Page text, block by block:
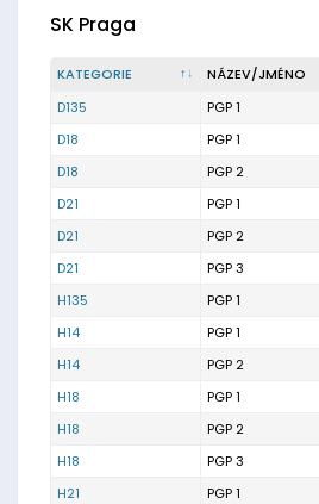
SK Praga
KATEGORIE
NÁZEV/JMÉNO
D135
PGP 1
D18
PGP 1
D18
PGP 2
D21
PGP 1
D21
PGP 2
D21
PGP 3
H135
PGP 1
H14
PGP 1
H14
PGP 2
H18
PGP 1
H18
PGP 2
H18
PGP 3
H21
PGP 1